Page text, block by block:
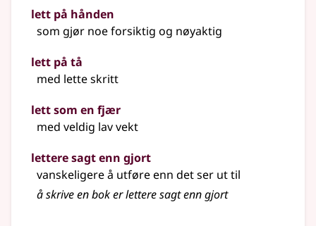
lett på hånden
som gjør noe forsiktig og nøyaktig
lett på tå
med lette skritt
lett som en fjær
med veldig lav vekt
lettere sagt enn gjort
vanskeligere å utføre enn det ser ut til
å skrive en bok er lettere sagt enn gjort